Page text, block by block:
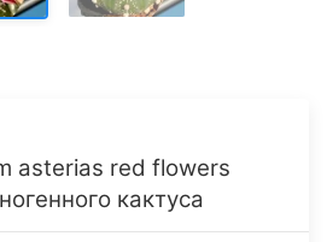
asterias red flowers
кактуса